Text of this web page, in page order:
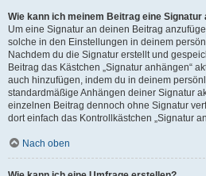
Wie kann ich meinem Beitrag eine Signatur
Um eine Signatur an deinen Beitrag
solche in den Einstellungen in deinem
Nachdem du die Signatur erstellt und
Beitrag das Kästchen „Signatur anhängen“
auch hinzufügen, indem du in deinem
standardmäßige Anhängen deiner Signatur
einzelnen Beitrag dennoch ohne Signatur
dort einfach das Kontrollkästchen „Signatur
Nach oben